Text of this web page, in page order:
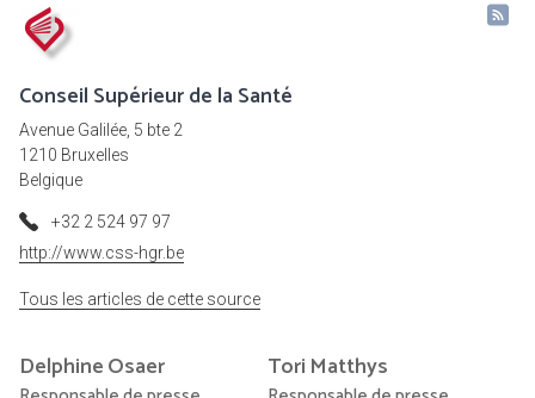
Conseil Supérieur de la Santé
Avenue Galilée, 5 bte 2
1210 Bruxelles
Belgique
+32 2 524 97 97
http://www.css-hgr.be
Tous les articles de cette source
DelphineOsaer Tori Matthys